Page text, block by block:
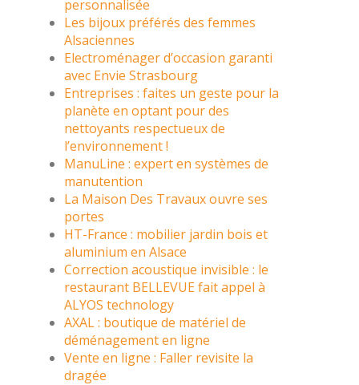
personnalisée
Les bijoux préférés des femmes
Alsaciennes
Electroménager d’occasion garanti
avec Envie Strasbourg
Entreprises : faites un geste pour la
planète en optant pour des
nettoyants respectueux de
l’environnement !
ManuLine : expert en systèmes de
manutention
La Maison Des Travaux ouvre ses
portes
HT-France : mobilier jardin bois et
aluminium en Alsace
Correction acoustique invisible : le
restaurant BELLEVUE fait appel à
ALYOS technology
AXAL : boutique de matériel de
déménagement en ligne
Vente en ligne : Faller revisite la
dragée